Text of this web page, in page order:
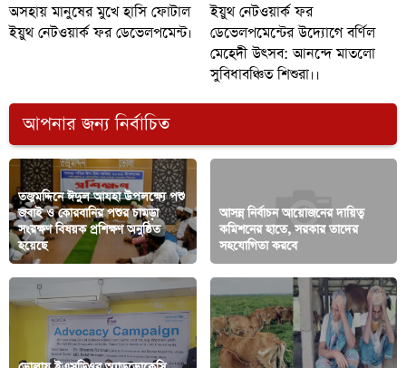
অসহায় মানুষের মুখে হাসি ফোটাল
ইয়ুথ নেটওয়ার্ক ফর ডেভেলপমেন্ট।
ইয়ুথ নেটওয়ার্ক ফর
ডেভেলপমেন্টের উদ্যোগে বর্ণিল
মেহেদী উৎসব: আনন্দে মাতলো
সুবিধাবঞ্চিত শিশুরা।।
আপনার জন্য নির্বাচিত
তজুমদ্দিনে ঈদুল আযহা উপলক্ষ্যে পশু
জবাই ও কোরবানির পশুর চামড়া
সংরক্ষণ বিষয়ক প্রশিক্ষণ অনুষ্ঠিত
হয়েছে
আসন্ন নির্বাচন আয়োজনের দায়িত্ব
কমিশনের হাতে, সরকার তাদের
সহযোগিতা করবে